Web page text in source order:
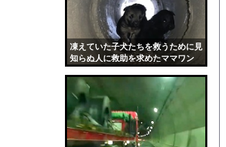
凍えていた子犬たちを救うために見
知らぬ人に救助を求めたママワン